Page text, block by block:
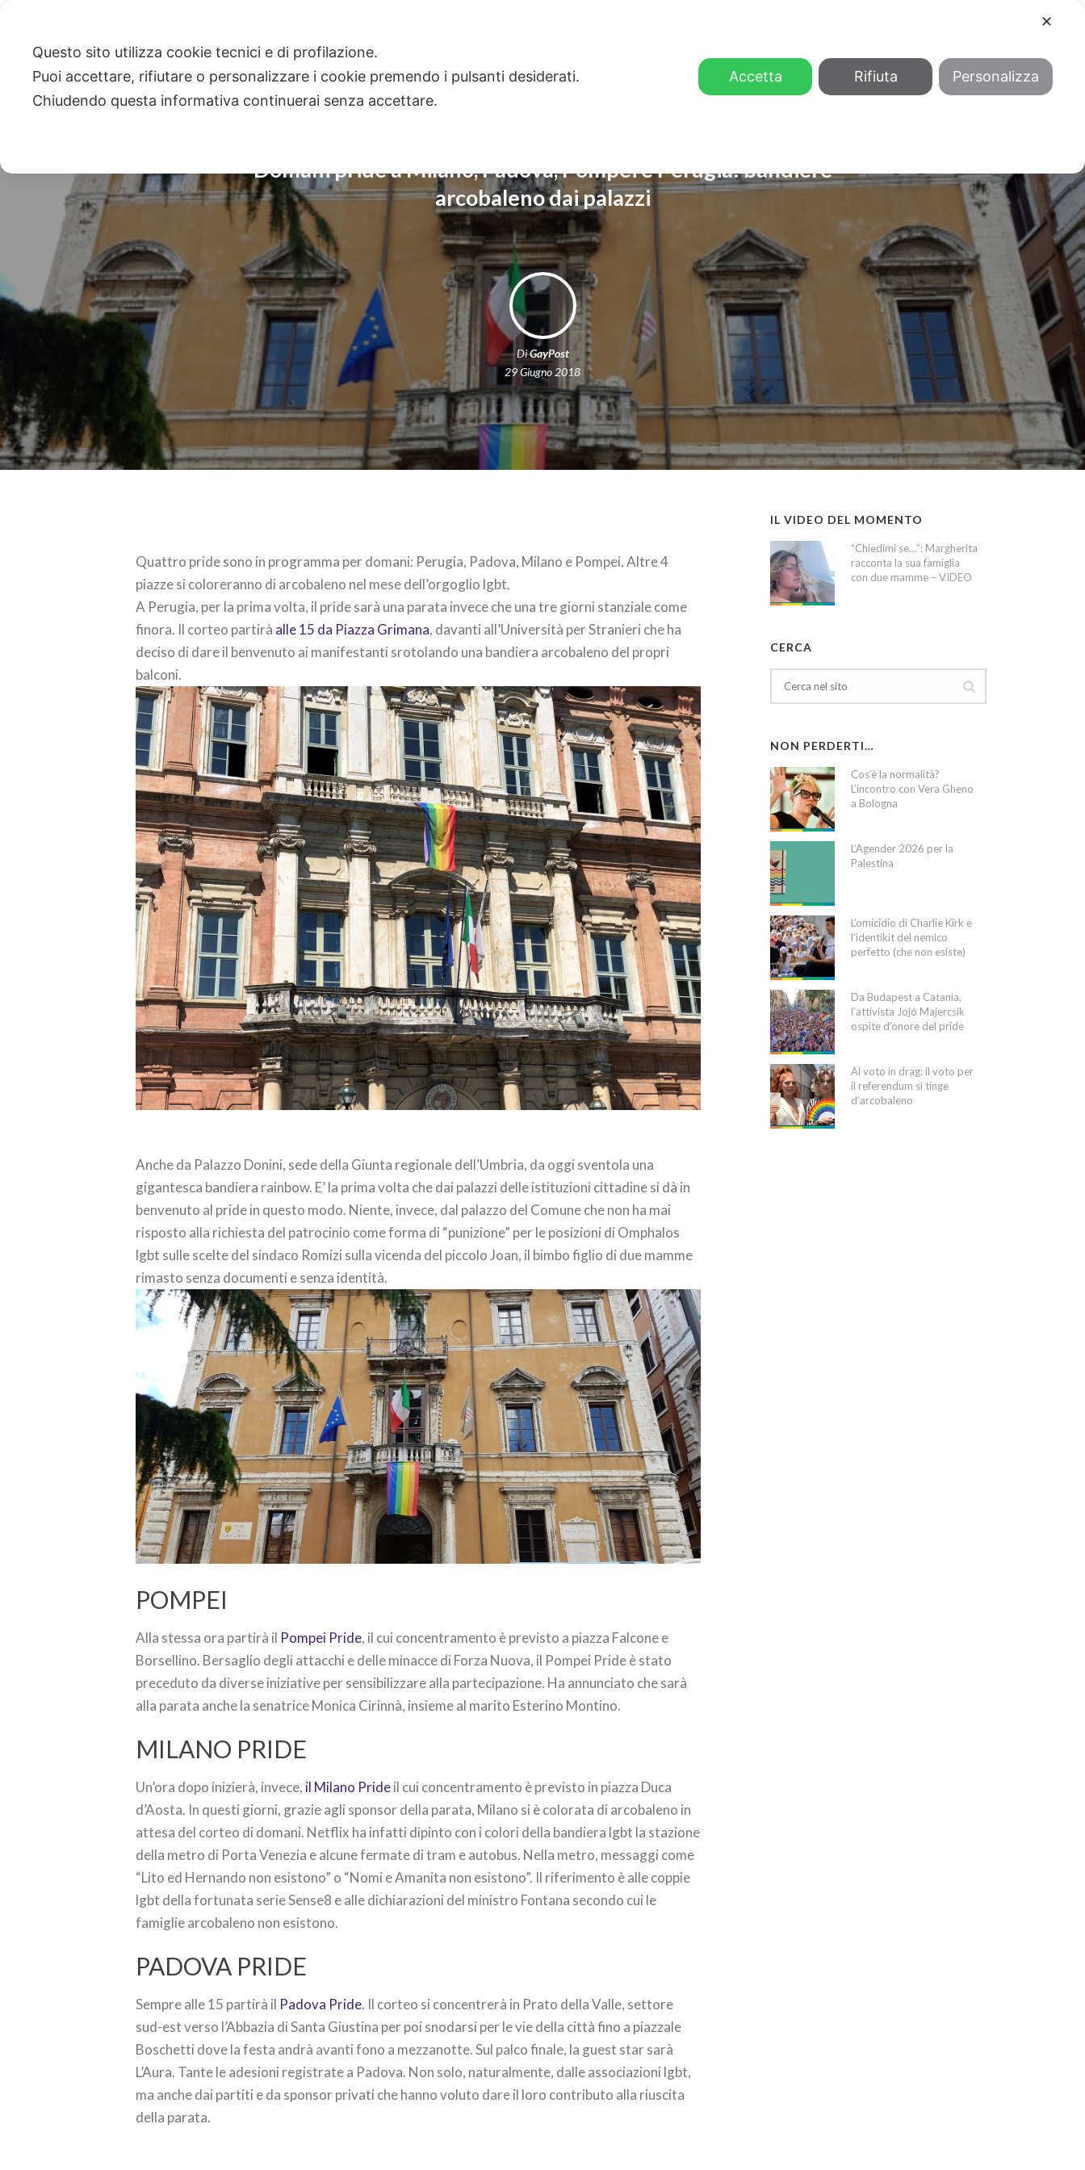
Domani pride a Milano, Padova, Pompei e Perugia: bandiere
arcobaleno dai palazzi
DiGayPost
29 Giugno 2018
Quattro pride sono in programma per domani: Perugia, Padova, Milano e Pompei. Altre 4
piazze si coloreranno di arcobaleno nel mese dell’orgoglio lgbt.
A Perugia, per la prima volta, il pride sarà una parata invece che una tre giorni stanziale come
finora. Il corteo partirà alle 15 da Piazza Grimana, davanti all’Università per Stranieri che ha
deciso di dare il benvenuto ai manifestanti srotolando una bandiera arcobaleno del propri
balconi.
Anche da Palazzo Donini, sede della Giunta regionale dell’Umbria, da oggi sventola una
gigantesca bandiera rainbow. E’ la prima volta che dai palazzi delle istituzioni cittadine si dà in
benvenuto al pride in questo modo. Niente, invece, dal palazzo del Comune che non ha mai
risposto alla richiesta del patrocinio come forma di “punizione” per le posizioni di Omphalos
lgbt sulle scelte del sindaco Romizi sulla vicenda del piccolo Joan, il bimbo figlio di due mamme
rimasto senza documenti e senza identità.
POMPEI
Alla stessa ora partirà il Pompei Pride, il cui concentramento è previsto a piazza Falcone e
Borsellino. Bersaglio degli attacchi e delle minacce di Forza Nuova, il Pompei Pride è stato
preceduto da diverse iniziative per sensibilizzare alla partecipazione. Ha annunciato che sarà
alla parata anche la senatrice Monica Cirinnà, insieme al marito Esterino Montino.
MILANO PRIDE
Un’ora dopo inizierà, invece, il Milano Prideil cui concentramento è previsto in piazza Duca
d’Aosta. In questi giorni, grazie agli sponsor della parata, Milano si è colorata di arcobaleno in
attesa del corteo di domani. Netflix ha infatti dipinto con i colori della bandiera lgbt la stazione
della metro di Porta Venezia e alcune fermate di tram e autobus. Nella metro, messaggi come
“Lito ed Hernando non esistono” o “Nomi e Amanita non esistono”. Il riferimento è alle coppie
lgbt della fortunata serie Sense8 e alle dichiarazioni del ministro Fontana secondo cui le
famiglie arcobaleno non esistono.
PADOVA PRIDE
Sempre alle 15 partirà il Padova Pride. Il corteo si concentrerà in Prato della Valle, settore
sud-est verso l’Abbazia di Santa Giustina per poi snodarsi per le vie della città fino a piazzale
Boschetti dove la festa andrà avanti fono a mezzanotte. Sul palco finale, la guest star sarà
L’Aura. Tante le adesioni registrate a Padova. Non solo, naturalmente, dalle associazioni lgbt,
ma anche dai partiti e da sponsor privati che hanno voluto dare il loro contributo alla riuscita
della parata.
IL VIDEO DEL MOMENTO
“Chiedimi se…”: Margherita
racconta la sua famiglia
con due mamme – VIDEO
CERCA
NON PERDERTI…
Cos’è la normalità?
L’incontro con Vera Gheno
a Bologna
L’Agender 2026 per la
Palestina
L’omicidio di Charlie Kirk e
l’identikit del nemico
perfetto (che non esiste)
Da Budapest a Catania,
l’attivista Jojó Majercsik
ospite d’onore del pride
Al voto in drag: il voto per
il referendum si tinge
d’arcobaleno
✕
Questo sito utilizza cookie tecnici e di profilazione.
Puoi accettare, rifiutare o personalizzare i cookie premendo i pulsanti desiderati.
Chiudendo questa informativa continuerai senza accettare.
Accetta Rifiuta Personalizza